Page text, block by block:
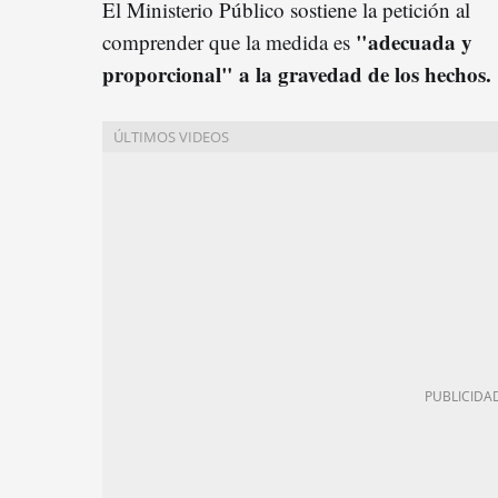
El Ministerio Público sostiene la petición al
comprender que la medida es "adecuada y
proporcional" a la gravedad de los hechos.